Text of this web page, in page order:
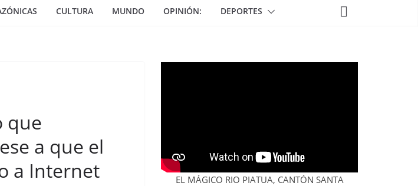
CULTURA MUNDO OPINIÓN: DEPORTES
que
a que el
a Internet
EL MÁGICO RIO PIATUA, CANTÓN SANTA